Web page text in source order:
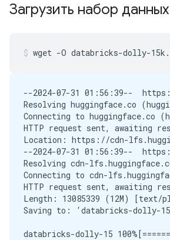
Загрузить набор данных
wget -O databricks-dolly-
--2024-07-31 01:56:39--
Resolving huggingface.co
Connecting to huggingface.co
HTTP request sent, awaiting
Location: https://cdn-
--2024-07-31 01:56:39--  https://cdn-
Resolving cdn-
Connecting to cdn-
HTTP request sent, awaiting
Length: 13085339 (12M) [text/
Saving to: ‘databricks-dolly-
databricks-dolly-15